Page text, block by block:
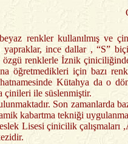
renkler kullanılmış ve
yapraklar, ince dallar , “S”
renklerle İznik
öğretmedikleri için bazı
Kütahya da o
çinileri ile süslenmiştir.
Son zamanlarda
kabartma tekniği
Lisesi çinicilik çalışmaları